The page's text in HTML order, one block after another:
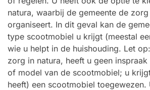
natura, waarbij de gemeente de
organiseert. In dit geval kan de
type scootmobiel u krijgt (meestal
wie u helpt in de huishouding. Let
zorg in natura, heeft u geen
of model van de scootmobiel; u
heeft) een scootmobiel toegewezen.